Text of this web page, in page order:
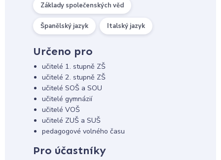
Základy společenských věd
Španělský jazyk Italský jazyk
Určeno pro
učitelé 1. stupně ZŠ
učitelé 2. stupně ZŠ
učitelé SOŠ a SOU
učitelé gymnázií
učitelé VOŠ
učitelé ZUŠ a SUŠ
pedagogové volného času
Pro účastníky